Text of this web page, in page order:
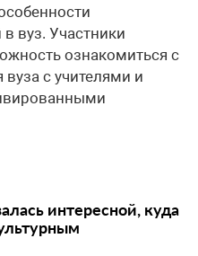
вуз. Участники
ознакомиться с
с учителями и
интересной, куда